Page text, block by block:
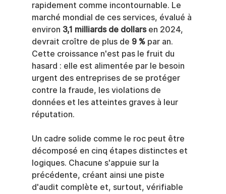
rapidement comme incontournable. Le
marché mondial de ces services, évalué à
environ 3,1 milliards de dollars en 2024,
devrait croître de plus de 9 % par an.
Cette croissance n'est pas le fruit du
hasard : elle est alimentée par le besoin
urgent des entreprises de se protéger
contre la fraude, les violations de
données et les atteintes graves à leur
réputation.
Un cadre solide comme le roc peut être
décomposé en cinq étapes distinctes et
logiques. Chacune s'appuie sur la
précédente, créant ainsi une piste
d'audit complète et, surtout, vérifiable